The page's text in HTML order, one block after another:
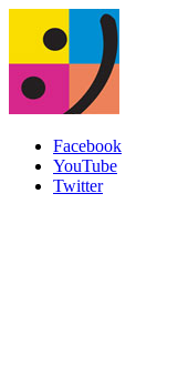
Facebook
YouTube
Twitter